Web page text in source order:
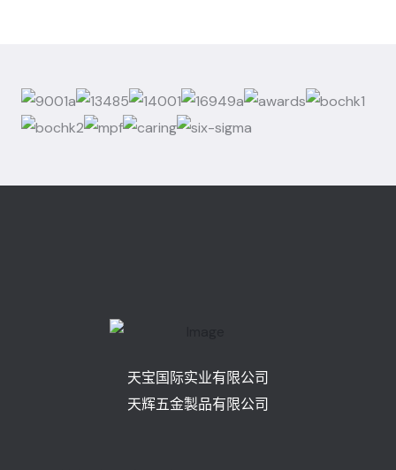
天宝国际实业有限公司
天辉五金製品有限公司